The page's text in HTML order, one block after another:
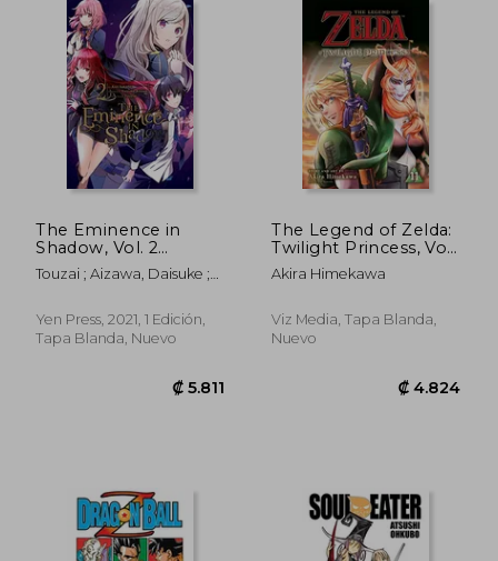
₡ 6.286 ₡
The Eminence in
Shadow, Vol. 2
(Manga) (en Inglés)
Touzai ; Aizawa, Daisuke ;
Yen Press, 2021, 1 Edición,
Tapa Blanda, Nuevo
The Legend of Zelda:
Twilight Princess, Vol.
11 (11) (en Inglés)
Akira Himekawa
Viz Media, Tapa Blanda,
Nuevo